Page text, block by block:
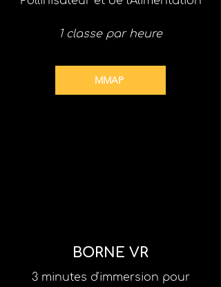
1 classe par heure
MMAP
BORNE VR
3 minutes d'immersion pour